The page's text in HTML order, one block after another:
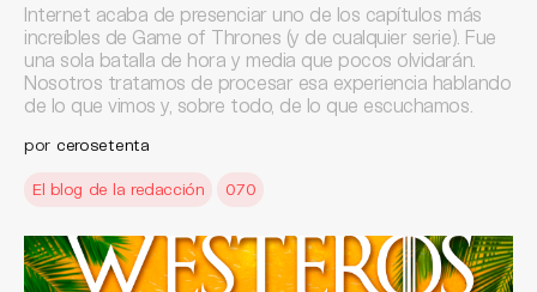
Internet acaba de presenciar uno de los capítulos más
increíbles de Game of Thrones (y de cualquier serie). Fue
una sola batalla de hora y media que pocos olvidarán.
Nosotros tratamos de procesar esa experiencia hablando
de lo que vimos y, sobre todo, de lo que escuchamos.
por cerosetenta
El blog de la redacción 070